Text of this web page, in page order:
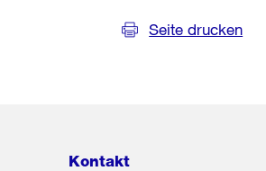
Seite drucken
Kontakt